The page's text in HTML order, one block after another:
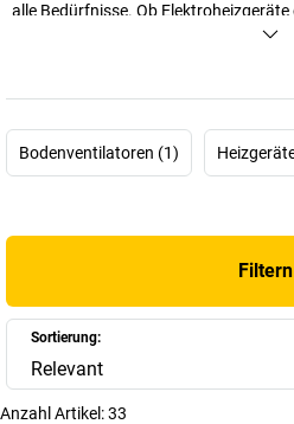
alle Bedürfnisse. Ob
bieten Ihnen eine breite Auswahl, die
für den dauerhaften
angenehm temperieren. Ganz gleich,
Wärmequelle für einen
Lösung für Ihre Werkstatt suchen –
Heizgerät für jede Situation.
Mehr anzeigen
Bodenventilatoren (1)
Filtern
Sortierung:
Relevant
Anzahl Artikel:33